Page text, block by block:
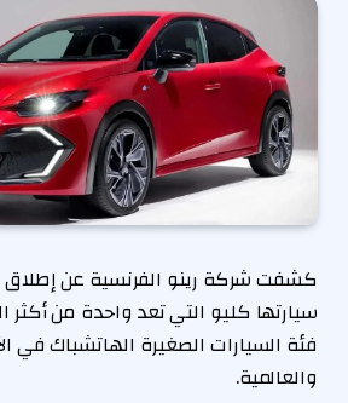
كشفت شركة رينو الفرنسية عن
سيارتها كليو التي تعد واحدة من
فئة السيارات الصغيرة الهاتشباك في
والعالمية.